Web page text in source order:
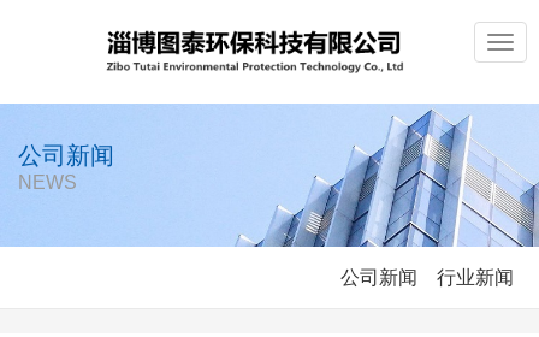
公司新闻
NEWS
公司新闻 行业新闻